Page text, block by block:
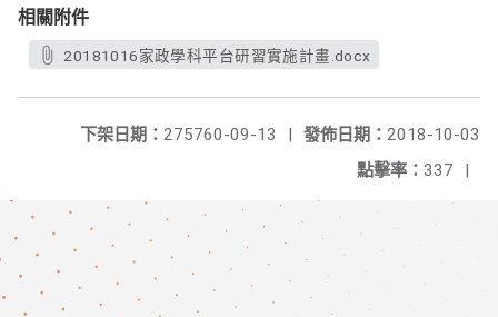
相關附件
20181016家政學科平台研習實施計畫.docx
發佈日期： 2018-10-03
下架日期： 275760-09-13
|
點擊率： 337 |